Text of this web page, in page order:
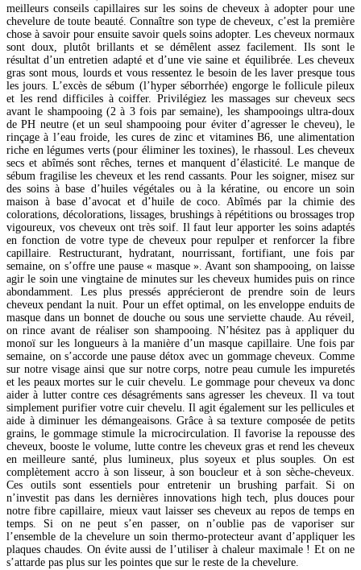
meilleurs conseils capillaires sur les soins de cheveux à adopter pour une
chevelure de toute beauté. Connaître son type de cheveux, c’est la première
chose à savoir pour ensuite savoir quels soins adopter. Les cheveux normaux
sont doux, plutôt brillants et se démêlent assez facilement. Ils sont le
résultat d’un entretien adapté et d’une vie saine et équilibrée. Les cheveux
gras sont mous, lourds et vous ressentez le besoin de les laver presque tous
les jours. L’excès de sébum (l’hyper séborrhée) engorge le follicule pileux
et les rend difficiles à coiffer. Privilégiez les massages sur cheveux secs
avant le shampooing (2 à 3 fois par semaine), les shampooings ultra-doux
de PH neutre (et un seul shampooing pour éviter d’agresser le cheveu), le
rinçage à l’eau froide, les cures de zinc et vitamines B6, une alimentation
riche en légumes verts (pour éliminer les toxines), le rhassoul. Les cheveux
secs et abîmés sont rêches, ternes et manquent d’élasticité. Le manque de
sébum fragilise les cheveux et les rend cassants. Pour les soigner, misez sur
des soins à base d’huiles végétales ou à la kératine, ou encore un soin
maison à base d’avocat et d’huile de coco. Abîmés par la chimie des
colorations, décolorations, lissages, brushings à répétitions ou brossages trop
vigoureux, vos cheveux ont très soif. Il faut leur apporter les soins adaptés
en fonction de votre type de cheveux pour repulper et renforcer la fibre
capillaire. Restructurant, hydratant, nourrissant, fortifiant, une fois par
semaine, on s’offre une pause « masque ». Avant son shampooing, on laisse
agir le soin une vingtaine de minutes sur les cheveux humides puis on rince
abondamment. Les plus pressés apprécieront de prendre soin de leurs
cheveux pendant la nuit. Pour un effet optimal, on les enveloppe enduits de
masque dans un bonnet de douche ou sous une serviette chaude. Au réveil,
on rince avant de réaliser son shampooing. N’hésitez pas à appliquer du
monoï sur les longueurs à la manière d’un masque capillaire. Une fois par
semaine, on s’accorde une pause détox avec un gommage cheveux. Comme
sur notre visage ainsi que sur notre corps, notre peau cumule les impuretés
et les peaux mortes sur le cuir chevelu. Le gommage pour cheveux va donc
aider à lutter contre ces désagréments sans agresser les cheveux. Il va tout
simplement purifier votre cuir chevelu. Il agit également sur les pellicules et
aide à diminuer les démangeaisons. Grâce à sa texture composée de petits
grains, le gommage stimule la microcirculation. Il favorise la repousse des
cheveux, booste le volume, lutte contre les cheveux gras et rend les cheveux
en meilleure santé, plus lumineux, plus soyeux et plus souples. On est
complètement accro à son lisseur, à son boucleur et à son sèche-cheveux.
Ces outils sont essentiels pour entretenir un brushing parfait. Si on
n’investit pas dans les dernières innovations high tech, plus douces pour
notre fibre capillaire, mieux vaut laisser ses cheveux au repos de temps en
temps. Si on ne peut s’en passer, on n’oublie pas de vaporiser sur
l’ensemble de la chevelure un soin thermo-protecteur avant d’appliquer les
plaques chaudes. On évite aussi de l’utiliser à chaleur maximale ! Et on ne
s’attarde pas plus sur les pointes que sur le reste de la chevelure.